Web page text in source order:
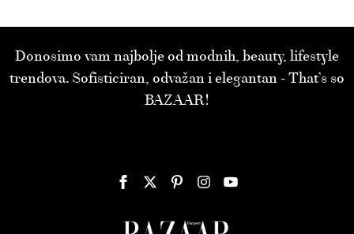
Donosimo vam najbolje od modnih, beauty, lifestyle
trendova. Sofisticiran, odvažan i elegantan - That’s so
BAZAAR!